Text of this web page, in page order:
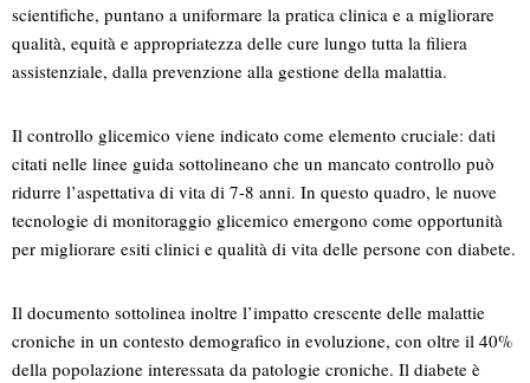
scientifiche, puntano a uniformare la pratica clinica e a migliorare
qualità, equità e appropriatezza delle cure lungo tutta la filiera
assistenziale, dalla prevenzione alla gestione della malattia.
Il controllo glicemico viene indicato come elemento cruciale: dati
citati nelle linee guida sottolineano che un mancato controllo può
ridurre l’aspettativa di vita di 7-8 anni. In questo quadro, le nuove
tecnologie di monitoraggio glicemico emergono come opportunità
per migliorare esiti clinici e qualità di vita delle persone con diabete.
Il documento sottolinea inoltre l’impatto crescente delle malattie
croniche in un contesto demografico in evoluzione, con oltre il 40%
della popolazione interessata da patologie croniche. Il diabete è